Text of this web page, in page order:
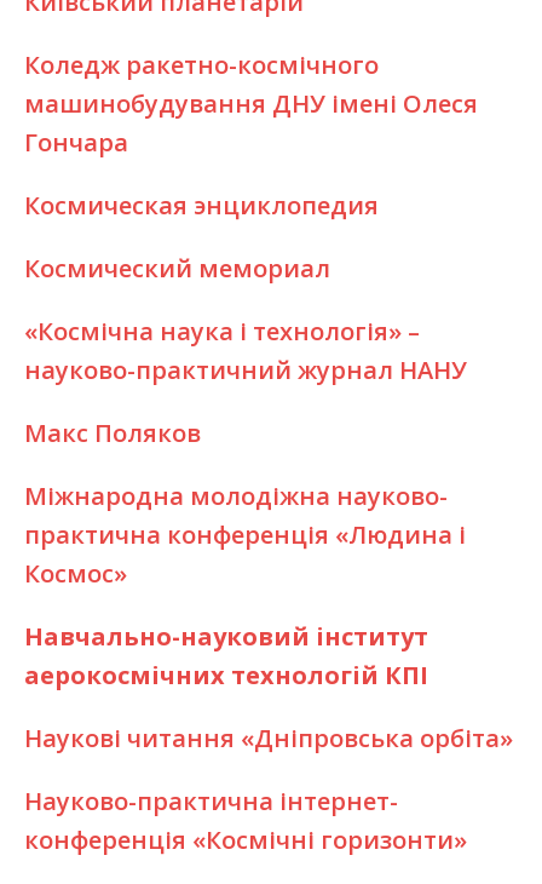
Коледж ракетно-космічного
машинобудування ДНУ імені Олеся
Гончара
Космическая энциклопедия
Космический мемориал
«Космічна наука і технологія» –
науково-практичний журнал НАНУ
Макс Поляков
Міжнародна молодіжна науково-
практична конференція «Людина і
Космос»
Навчально-науковий інститут
аерокосмічних технологій КПІ
Наукові читання «Дніпровська орбіта»
Науково-практична інтернет-
конференція «Космічні горизонти»